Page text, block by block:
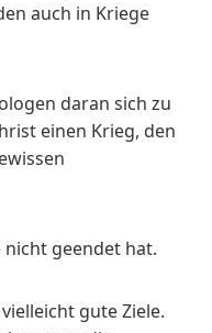
auch in Kriege
daran sich zu
einen Krieg, den
nicht geendet hat.
gute Ziele.